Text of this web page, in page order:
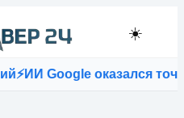
☀️
ИИ Google оказался